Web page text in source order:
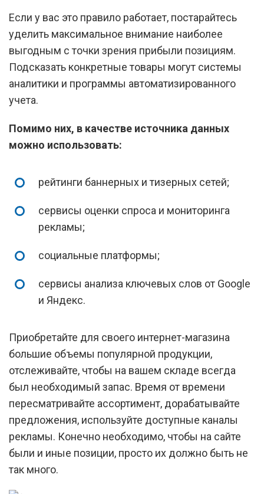
Если у вас это правило работает, постарайтесь
уделить максимальное внимание наиболее
выгодным с точки зрения прибыли позициям.
Подсказать конкретные товары могут системы
аналитики и программы автоматизированного
учета.
Помимо них, в качестве источника данных
можно использовать:
рейтинги баннерных и тизерных сетей;
сервисы оценки спроса и мониторинга
рекламы;
социальные платформы;
сервисы анализа ключевых слов от Google
и Яндекс.
Приобретайте для своего интернет-магазина
большие объемы популярной продукции,
отслеживайте, чтобы на вашем складе всегда
был необходимый запас. Время от времени
пересматривайте ассортимент, дорабатывайте
предложения, используйте доступные каналы
рекламы. Конечно необходимо, чтобы на сайте
были и иные позиции, просто их должно быть не
так много.